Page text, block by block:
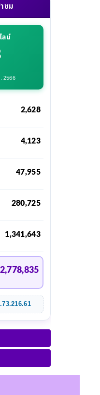
ชม
ลน์
2566
2,628
4,123
47,955
280,725
1,341,643
2,778,835